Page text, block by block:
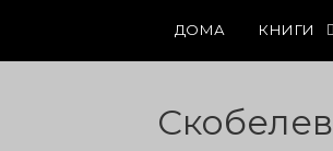
ДОМА КНИГИ
Скобелев